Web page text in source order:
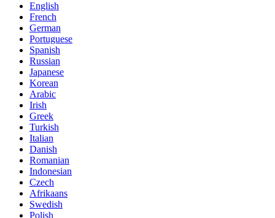
English
French
German
Portuguese
Spanish
Russian
Japanese
Korean
Arabic
Irish
Greek
Turkish
Italian
Danish
Romanian
Indonesian
Czech
Afrikaans
Swedish
Polish